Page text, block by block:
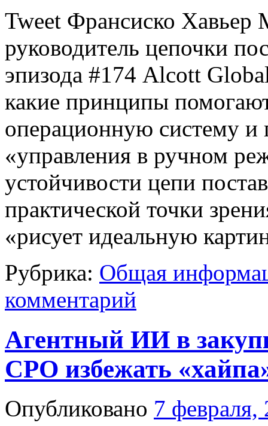
Tweet Франсиско
руководитель цепочки
эпизода #174 Alcott
какие принципы
операционную систему и
«управления в ручном
устойчивости цепи
практической точки
«рисует идеальную
Рубрика: Общая
комментарий
Агентный ИИ в
CPO избежать
Опубликовано 7 февраля,